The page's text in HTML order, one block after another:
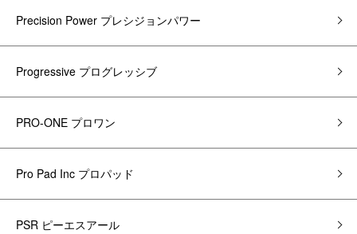
Precision Power プレシジョンパワー
Progressive プログレッシブ
PRO-ONE プロワン
Pro Pad Inc プロパッド
PSR ピーエスアール